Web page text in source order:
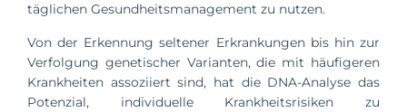
täglichen Gesundheitsmanagement zu nutzen.
Von der Erkennung seltener Erkrankungen bis hin zur
Verfolgung genetischer Varianten, die mit häufigeren
Krankheiten assoziiert sind, hat die DNA-Analyse das
Potenzial, individuelle Krankheitsrisiken zu